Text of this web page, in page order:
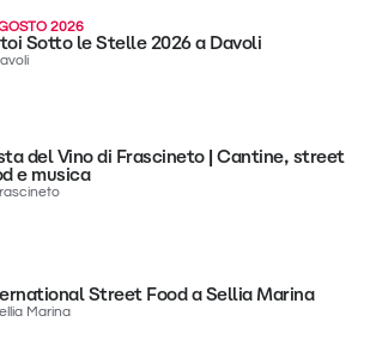
2026
Sotto le Stelle 2026 a Davoli
del Vino di Frascineto | Cantine, street
e musica
Street Food a Sellia Marina
Marina